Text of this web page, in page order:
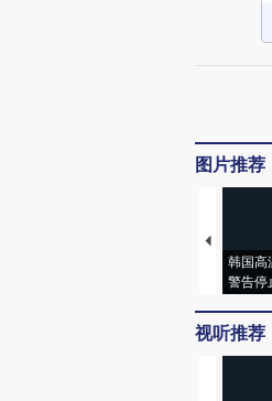
图片推荐
韩国高
警告停
视听推荐